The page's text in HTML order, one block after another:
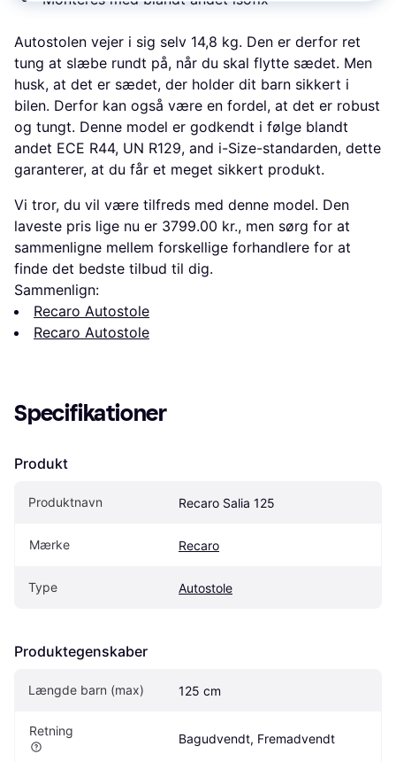
​Autostolen vejer i sig selv 14,8 kg. Den er derfor ret
tung at slæbe rundt på, når du skal flytte sædet. Men
husk, at det er sædet, der holder dit barn sikkert i
bilen. Derfor kan også være en fordel, at det er robust
og tungt. Denne model er godkendt i følge blandt
andet ECE R44, UN R129, and i-Size-standarden, dette
garanterer, at du får et meget sikkert produkt.
Vi tror, ​​du vil være tilfreds med denne model. Den
laveste pris lige nu er 3799.00 kr., men sørg for at
sammenligne mellem forskellige forhandlere for at
finde det bedste tilbud til dig.
Sammenlign:
Recaro Autostole
Recaro Autostole
Specifikationer
Produkt
Produktnavn Recaro Salia 125
Mærke Recaro
Type Autostole
Produktegenskaber
Længde barn (max) 125 cm
Retning
Bagudvendt, Fremadvendt